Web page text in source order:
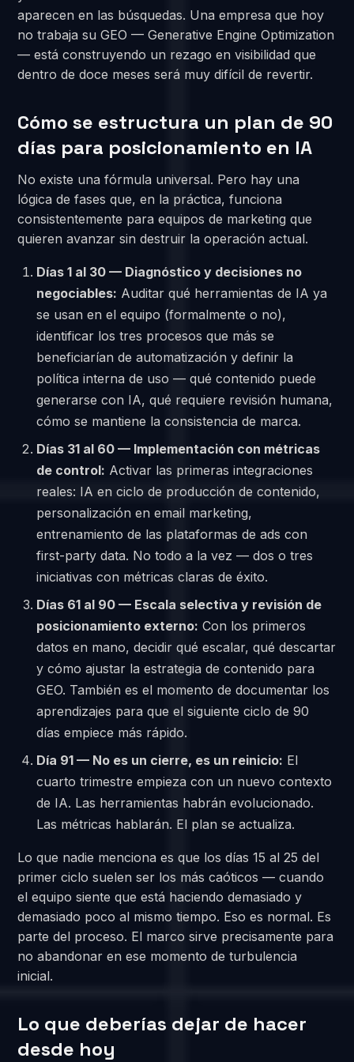
aparecen en las búsquedas. Una empresa que hoy
no trabaja su GEO — Generative Engine Optimization
— está construyendo un rezago en visibilidad que
dentro de doce meses será muy difícil de revertir.
Cómo se estructura un plan de 90
días para posicionamiento en IA
No existe una fórmula universal. Pero hay una
lógica de fases que, en la práctica, funciona
consistentemente para equipos de marketing que
quieren avanzar sin destruir la operación actual.
Días 1 al 30 — Diagnóstico y decisiones no
negociables: Auditar qué herramientas de IA ya
se usan en el equipo (formalmente o no),
identificar los tres procesos que más se
beneficiarían de automatización y definir la
política interna de uso — qué contenido puede
generarse con IA, qué requiere revisión humana,
cómo se mantiene la consistencia de marca.
Días 31 al 60 — Implementación con métricas
de control: Activar las primeras integraciones
reales: IA en ciclo de producción de contenido,
personalización en email marketing,
entrenamiento de las plataformas de ads con
first-party data. No todo a la vez — dos o tres
iniciativas con métricas claras de éxito.
Días 61 al 90 — Escala selectiva y revisión de
posicionamiento externo: Con los primeros
datos en mano, decidir qué escalar, qué descartar
y cómo ajustar la estrategia de contenido para
GEO. También es el momento de documentar los
aprendizajes para que el siguiente ciclo de 90
días empiece más rápido.
Día 91 — No es un cierre, es un reinicio: El
cuarto trimestre empieza con un nuevo contexto
de IA. Las herramientas habrán evolucionado.
Las métricas hablarán. El plan se actualiza.
Lo que nadie menciona es que los días 15 al 25 del
primer ciclo suelen ser los más caóticos — cuando
el equipo siente que está haciendo demasiado y
demasiado poco al mismo tiempo. Eso es normal. Es
parte del proceso. El marco sirve precisamente para
no abandonar en ese momento de turbulencia
inicial.
Lo que deberías dejar de hacer
desde hoy